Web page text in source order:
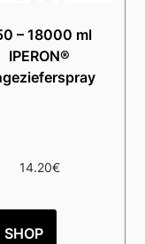
– 18000 ml
IPERON®
14.20€